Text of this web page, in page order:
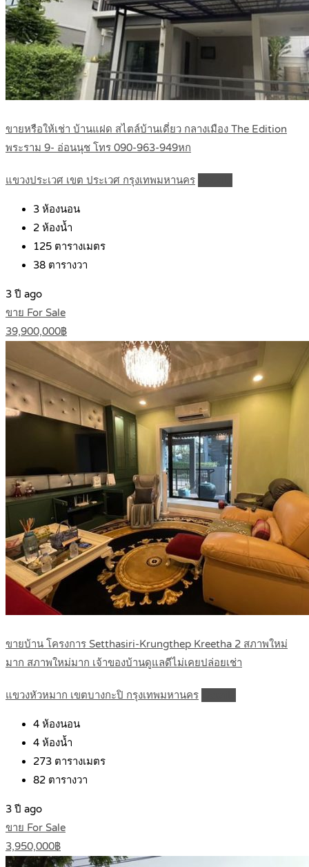
ขายหรือให้เช่า บ้านแฝด สไตล์บ้านเดี่ยว กลางเมือง The Edition
พระราม 9- อ่อนนุช โทร 090-963-949หก
แขวงประเวศ เขต ประเวศ กรุงเทพมหานคร
3 ห้องนอน
2 ห้องน้ำ
125 ตารางเมตร
38 ตารางวา
3 ปี ago
ขาย For Sale
39,900,000฿
ขายบ้าน โครงการ Setthasiri-Krungthep Kreetha 2 สภาพใหม่
มาก สภาพใหม่มาก เจ้าของบ้านดูแลดีไม่เคยปล่อยเช่า
แขวงหัวหมาก เขตบางกะปิ กรุงเทพมหานคร
4 ห้องนอน
4 ห้องน้ำ
273 ตารางเมตร
82 ตารางวา
3 ปี ago
ขาย For Sale
3,950,000฿